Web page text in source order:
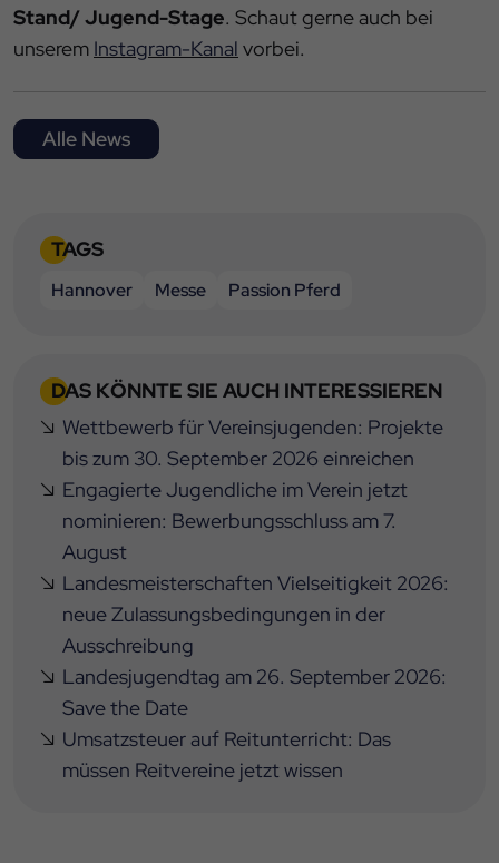
Stand/ Jugend-Stage. Schaut gerne auch bei
unserem Instagram-Kanal vorbei.
Alle News
TAGS
Hannover Messe Passion Pferd
DAS KÖNNTE SIE AUCH INTERESSIEREN
Wettbewerb für Vereinsjugenden: Projekte
bis zum 30. September 2026 einreichen
Engagierte Jugendliche im Verein jetzt
nominieren: Bewerbungsschluss am 7.
August
Landesmeisterschaften Vielseitigkeit 2026:
neue Zulassungsbedingungen in der
Ausschreibung
Landesjugendtag am 26. September 2026:
Save the Date
Umsatzsteuer auf Reitunterricht: Das
müssen Reitvereine jetzt wissen